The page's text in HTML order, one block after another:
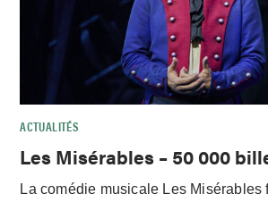
ACTUALITÉS
Les Misérables – 50 000
La comédie musicale Les Misérables